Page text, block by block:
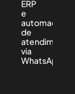
ERP
e
automação
de
atendimento
via
WhatsApp.